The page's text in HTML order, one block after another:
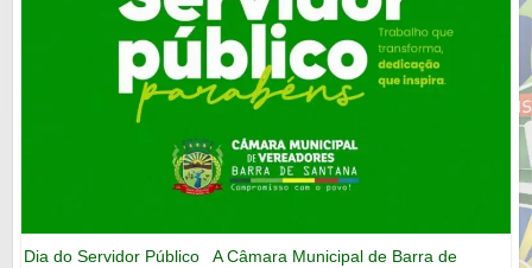
Dia do Servidor Público A Câmara Municipal de Barra de